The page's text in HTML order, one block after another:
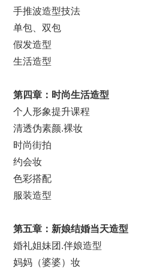
手推波造型技法
单包、双包
假发造型
生活造型
第四章： 时尚生活造型
个人形象提升课程
清透伪素颜.裸妆
时尚街拍
约会妆
色彩搭配
服装造型
第五章：新娘结婚当天造型
婚礼姐妹团.伴娘造型
妈妈（婆婆）妆